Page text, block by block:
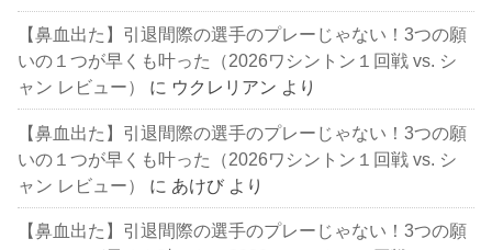
【鼻血出た】引退間際の選手のプレーじゃない！3つの願
いの１つが早くも叶った（2026ワシントン１回戦 vs. シ
ャン レビュー）
に ウクレリアン より
【鼻血出た】引退間際の選手のプレーじゃない！3つの願
いの１つが早くも叶った（2026ワシントン１回戦 vs. シ
ャン レビュー）
に あけび より
【鼻血出た】引退間際の選手のプレーじゃない！3つの願